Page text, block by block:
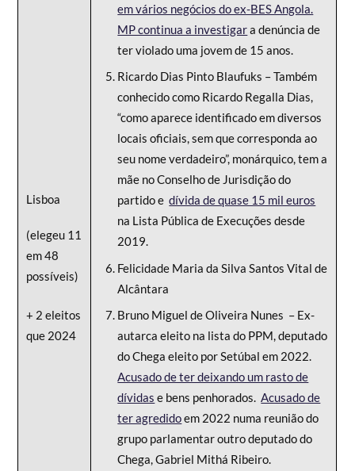
Lisboa
(elegeu 11
em 48
possíveis)
+ 2 eleitos
que 2024
em vários negócios do ex-BES Angola.
MP continua a investigara denúncia de
ter violado uma jovem de 15 anos.
Ricardo Dias Pinto Blaufuks – Também
conhecido como Ricardo Regalla Dias,
“como aparece identificado em diversos
locais oficiais, sem que corresponda ao
seu nome verdadeiro”, monárquico, tem a
mãe no Conselho de Jurisdição do
partido edívida de quase 15 mil euros
na Lista Pública de Execuções desde
2019.
Felicidade Maria da Silva Santos Vital de
Alcântara
Bruno Miguel de Oliveira Nunes – Ex-
autarca eleito na lista do PPM, deputado
do Chega eleito por Setúbal em 2022.
Acusado de ter deixando um rasto de
dívidas e bens penhorados.Acusado de
ter agredidoem 2022 numa reunião do
grupo parlamentar outro deputado do
Chega, Gabriel Mithá Ribeiro.